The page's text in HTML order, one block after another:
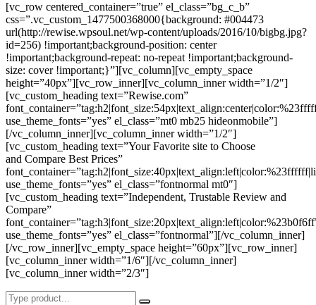
[vc_row centered_container=”true” el_class=”bg_c_b”
css=”.vc_custom_1477500368000{background: #004473
url(http://rewise.wpsoul.net/wp-content/uploads/2016/10/bigbg.jpg?
id=256) !important;background-position: center
!important;background-repeat: no-repeat !important;background-
size: cover !important;}”][vc_column][vc_empty_space
height=”40px”][vc_row_inner][vc_column_inner width=”1/2″]
[vc_custom_heading text=”Rewise.com”
use_theme_fonts=”yes” el_class=”mt0 mb25 hideonmobile”]
[/vc_column_inner][vc_column_inner width=”1/2″]
[vc_custom_heading text=”Your Favorite site to Choose
and Compare Best Prices”
use_theme_fonts=”yes” el_class=”fontnormal mt0″]
[vc_custom_heading text=”Independent, Trustable Review and
Compare”
use_theme_fonts=”yes” el_class=”fontnormal”][/vc_column_inner]
[/vc_row_inner][vc_empty_space height=”60px”][vc_row_inner]
[vc_column_inner width=”1/6″][/vc_column_inner]
[vc_column_inner width=”2/3″]